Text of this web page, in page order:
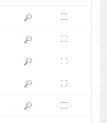
Pokaż podgląd wersji z dnia
Zaznacz wersję do
Pokaż podgląd wersji z dnia
Zaznacz wersję do
Pokaż podgląd wersji z dnia
Zaznacz wersję do
Pokaż podgląd wersji z dnia
Zaznacz wersję do
Pokaż podgląd wersji z dnia
Zaznacz wersję do